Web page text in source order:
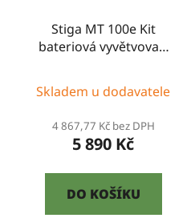
Stiga MT 100e Kit
bateriová vyvětvovací
Skladem u dodavatele
4 867,77 Kč bez DPH
5 890 Kč
DO KOŠÍKU